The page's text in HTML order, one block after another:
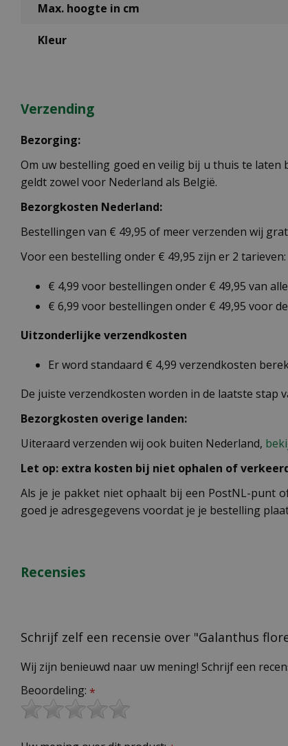
Max. hoogte in cm
Kleur
Verzending
Bezorging:
Om uw bestelling goed en veilig bij u thuis te
geldt zowel voor Nederland als België.
Bezorgkosten Nederland:
Bestellingen van € 49,95 of meer verzenden wij
Voor een bestelling onder € 49,95 zijn er 2 tarieven:
€ 4,99 voor bestellingen onder € 49,95 van
€ 6,99 voor bestellingen onder € 49,95 voor
Uitzonderlijke verzendkosten
Er word standaard € 4,99 verzendkosten
De juiste verzendkosten worden in de laatste stap
Bezorgkosten overige landen:
Uiteraard verzenden wij ook buiten Nederland,
Let op: extra kosten bij niet ophalen of
Als je je pakket niet ophaalt bij een PostNL-punt
goed je adresgegevens voordat je je bestelling
Recensies
Schrijf zelf een recensie over "Galanthus
Wij zijn benieuwd naar uw mening! Schrijf een
Beoordeling: *